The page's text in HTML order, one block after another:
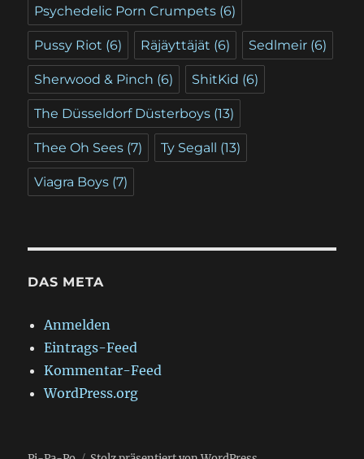
Psychedelic Porn Crumpets (6)
Pussy Riot (6) Räjäyttäjät (6) Sedlmeir (6)
Sherwood & Pinch (6) ShitKid (6)
The Düsseldorf Düsterboys (13)
Thee Oh Sees (7) Ty Segall (13)
Viagra Boys (7)
DAS META
Anmelden
Eintrags-Feed
Kommentar-Feed
WordPress.org